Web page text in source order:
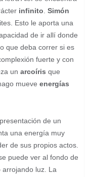
infinito. Simón
Esto le aporta una
de ir allí donde
que deba correr si es
fuerte y con
un arcoíris que
mueve energías
de un
una energía muy
de sus propios actos.
puede ver al fondo de
arrojando luz. La